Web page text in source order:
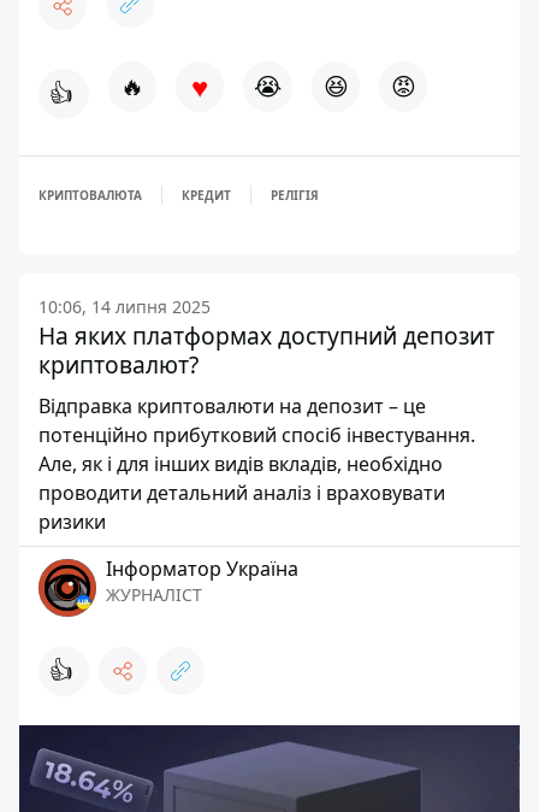
👍 🔥 ♥ 😭 😆 😡
КРИПТОВАЛЮТА КРЕДИТ РЕЛІГІЯ
10:06, 14 липня 2025
На яких платформах доступний депозит
криптовалют?
Відправка криптовалюти на депозит – це
потенційно прибутковий спосіб інвестування.
Але, як і для інших видів вкладів, необхідно
проводити детальний аналіз і враховувати
ризики
Інформатор Україна
ЖУРНАЛІСТ
👍